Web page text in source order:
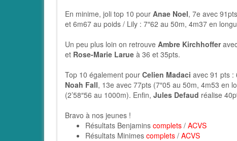
En minime, joli top 10 pour Anae Noel, 7e avec
et 6m67 au poids / Lily : 7″62 au 50m, 4m37 en
Un peu plus loin on retrouve Ambre Kirchhoffer
et Rose-Marie Larue à 36 et 35pts.
Top 10 également pour Celien Madaci avec 91 pts :
Noah Fall, 13e avec 77pts (7″05 au 50m, 4m53 en
(2’58″56 au 1000m). Enfin, Jules Defaud réalise
Bravo à nos jeunes !
Résultats Benjamins complets / ACVS
Résultats Minimes complets / ACVS